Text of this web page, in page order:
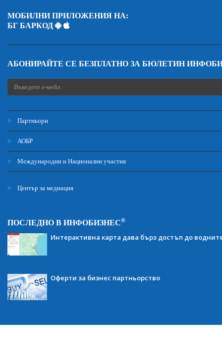
МОБИЛНИ ПРИЛОЖЕНИЯ НА:
БГ БАРКОД
АБОНИРАЙТЕ СЕ БЕЗПЛАТНО ЗА БЮЛЕТИН
Партньори
АОБР
Международни и Национални участия
Център за медиация
ПОСЛЕДНО В ИНФОБИЗНЕС®
Интерактивна карта дава бърз достъп до
Оферти за бизнес партньорство